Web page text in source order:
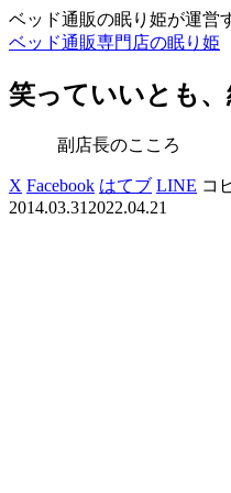
ベッド通販の眠り姫が運営
ベッド通販専門店の眠り姫
笑っていいとも
副店長のこころ
X Facebook はてブ LINE コ
2014.03.31 2022.04.21